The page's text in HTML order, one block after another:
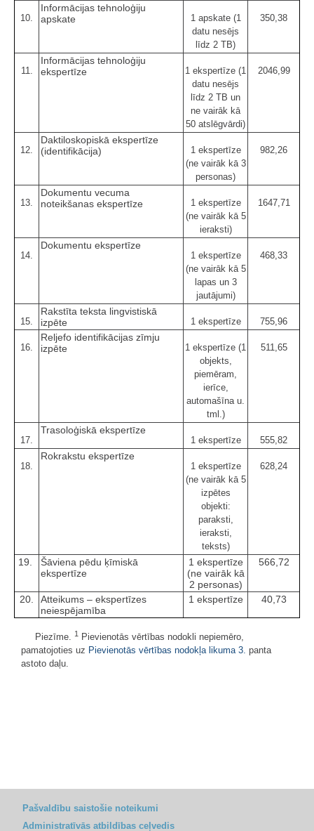
10.
Informācijas tehnoloģiju
apskate
1 apskate (1
datu nesējs
līdz 2 TB)
350,38
11.
Informācijas tehnoloģiju
ekspertīze
1 ekspertīze (1
datu nesējs
līdz 2 TB un
ne vairāk kā
50 atslēgvārdi)
2046,99
12.
Daktiloskopiskā ekspertīze
(identifikācija)
1 ekspertīze
(ne vairāk kā 3
personas)
982,26
13.
Dokumentu vecuma
noteikšanas ekspertīze
1 ekspertīze
(ne vairāk kā 5
ieraksti)
1647,71
14.
Dokumentu ekspertīze
1 ekspertīze
(ne vairāk kā 5
lapas un 3
jautājumi)
468,33
15.
Rakstīta teksta lingvistiskā
izpēte
1 ekspertīze 755,96
16.
Reljefo identifikācijas zīmju
izpēte
1 ekspertīze (1
objekts,
piemēram,
ierīce,
automašīna u.
tml.)
511,65
17.
Trasoloģiskā ekspertīze
1 ekspertīze 555,82
18.
Rokrakstu ekspertīze
1 ekspertīze
(ne vairāk kā 5
izpētes
objekti:
paraksti,
ieraksti,
teksts)
628,24
19.
Šāviena pēdu ķīmiskā
ekspertīze
1 ekspertīze
(ne vairāk kā
2 personas)
566,72
20.
Atteikums – ekspertīzes
neiespējamība
1 ekspertīze 40,73
Piezīme. 1
Pievienotās vērtības nodokli nepiemēro,
pamatojoties uz Pievienotās vērtības nodokļa likuma 3. panta
astoto daļu.
Pašvaldību saistošie noteikumi
Administratīvās atbildības ceļvedis